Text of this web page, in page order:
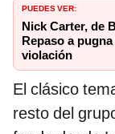
PUEDES VER:
Nick Carter, de
Repaso a
violación
El clásico
resto del